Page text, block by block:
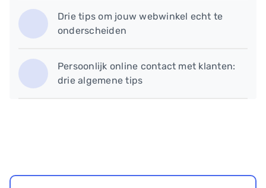
Drie tips om jouw webwinkel echt te
onderscheiden
Persoonlijk online contact met klanten:
drie algemene tips